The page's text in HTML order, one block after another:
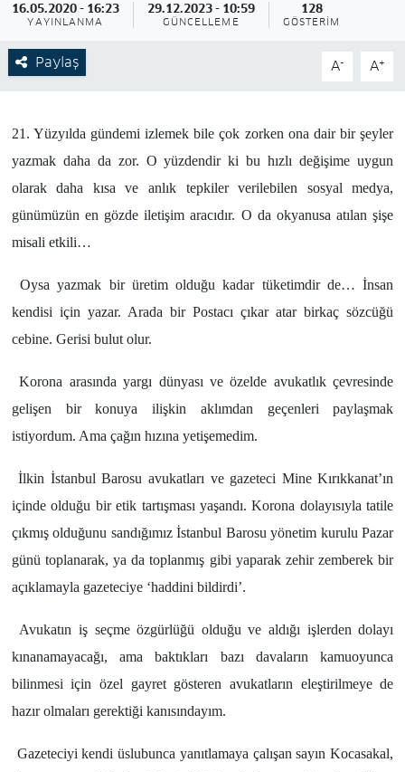
16.05.2020 - 16:23
YAYINLANMA
29.12.2023 - 10:59
GÜNCELLEME
128
GÖSTERIM
Paylaş A- A+
21. Yüzyılda gündemi izlemek bile çok zorken ona dair bir şeyler
yazmak daha da zor. O yüzdendir ki bu hızlı değişime uygun
olarak daha kısa ve anlık tepkiler verilebilen sosyal medya,
günümüzün en gözde iletişim aracıdır. O da okyanusa atılan şişe
misali etkili…
Oysa yazmak bir üretim olduğu kadar tüketimdir de… İnsan
kendisi için yazar. Arada bir Postacı çıkar atar birkaç sözcüğü
cebine. Gerisi bulut olur.
Korona arasında yargı dünyası ve özelde avukatlık çevresinde
gelişen bir konuya ilişkin aklımdan geçenleri paylaşmak
istiyordum. Ama çağın hızına yetişemedim.
İlkin İstanbul Barosu avukatları ve gazeteci Mine Kırıkkanat’ın
içinde olduğu bir etik tartışması yaşandı. Korona dolayısıyla tatile
çıkmış olduğunu sandığımız İstanbul Barosu yönetim kurulu Pazar
günü toplanarak, ya da toplanmış gibi yaparak zehir zemberek bir
açıklamayla gazeteciye ‘haddini bildirdi’.
Avukatın iş seçme özgürlüğü olduğu ve aldığı işlerden dolayı
kınanamayacağı, ama baktıkları bazı davaların kamuoyunca
bilinmesi için özel gayret gösteren avukatların eleştirilmeye de
hazır olmaları gerektiği kanısındayım.
Gazeteciyi kendi üslubunca yanıtlamaya çalışan sayın Kocasakal,